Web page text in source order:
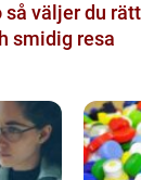
smidig resa